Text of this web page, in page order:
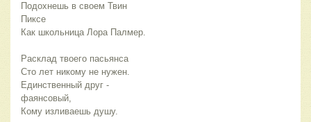
Подохнешь в своем Твин
Пиксе
Как школьница Лора Палмер.
Расклад твоего пасьянса
Сто лет никому не нужен.
Единственный друг -
фаянсовый,
Кому изливаешь душу.